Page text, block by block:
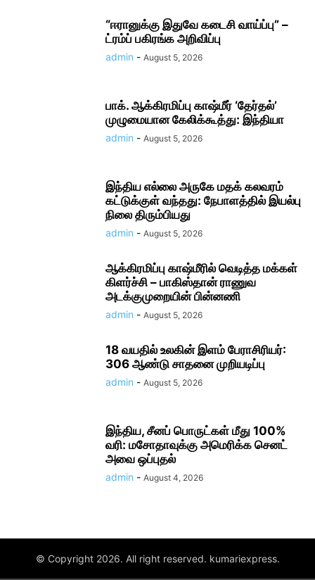
“ஈரானுக்கு இதுவே கடைசி வாய்ப்பு” –
ட்ரம்ப் பகிரங்க அறிவிப்பு
admin - August 5, 2026
பாக். ஆக்கிரமிப்பு காஷ்மீர் ‘தேர்தல்’
முழுமையான கேலிக்கூத்து: இந்தியா
admin - August 5, 2026
இந்திய எல்லை அருகே மதக் கலவரம்
கட்டுக்குள் வந்தது: நேபாளத்தில் இயல்பு
நிலை திரும்பியது
admin - August 5, 2026
ஆக்கிரமிப்பு காஷ்மீரில் வெடித்த மக்கள்
கிளர்ச்சி – பாகிஸ்தான் ராணுவ
அடக்குமுறையின் பின்னணி
admin - August 5, 2026
18 வயதில் உலகின் இளம் பேராசிரியர்:
306 ஆண்டு சாதனை முறியடிப்பு
admin - August 5, 2026
இந்திய, சீனப் பொருட்கள் மீது 100%
வரி: மசோதாவுக்கு அமெரிக்க செனட்
அவை ஒப்புதல்
admin - August 4, 2026
© Copyright 2026. All right reserved. kumariexpress.